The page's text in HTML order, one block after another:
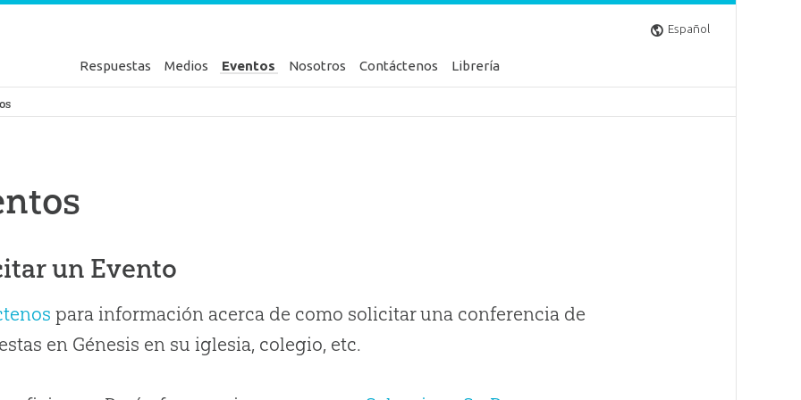
Español
Respuestas Medios Eventos Nosotros Contáctenos Librería
Génesis
un Evento
para información acerca de como solicitar una conferencia de
en Génesis en su iglesia, colegio, etc.